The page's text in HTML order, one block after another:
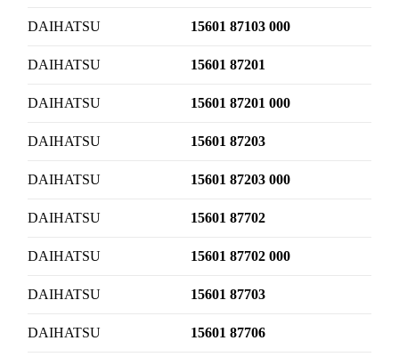
DAIHATSU 15601 87103 000
DAIHATSU 15601 87201
DAIHATSU 15601 87201 000
DAIHATSU 15601 87203
DAIHATSU 15601 87203 000
DAIHATSU 15601 87702
DAIHATSU 15601 87702 000
DAIHATSU 15601 87703
DAIHATSU 15601 87706